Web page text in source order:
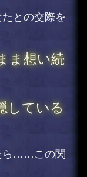
との交際を
ま想い続
している
ら……この関